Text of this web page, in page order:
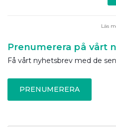
Läs
Prenumerera på vårt
Få vårt nyhetsbrev med de
PRENUMERERA